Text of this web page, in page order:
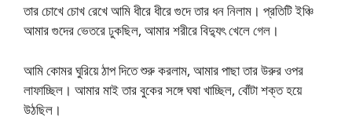
তার চোখে চোখ রেখে আমি ধীরে ধীরে গুদে তার ধন নিলাম। প্রতিটি ইঞ্চি
আমার গুদের ভেতরে ঢুকছিল, আমার শরীরে বিদ্যুৎ খেলে গেল।
আমি কোমর ঘুরিয়ে ঠাপ দিতে শুরু করলাম, আমার পাছা তার উরুর ওপর
লাফাচ্ছিল। আমার মাই তার বুকের সঙ্গে ঘষা খাচ্ছিল, বোঁটা শক্ত হয়ে
উঠছিল।